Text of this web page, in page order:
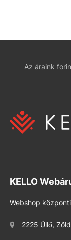
Az áraink
KELLO
Webshop
2225 Üllő,